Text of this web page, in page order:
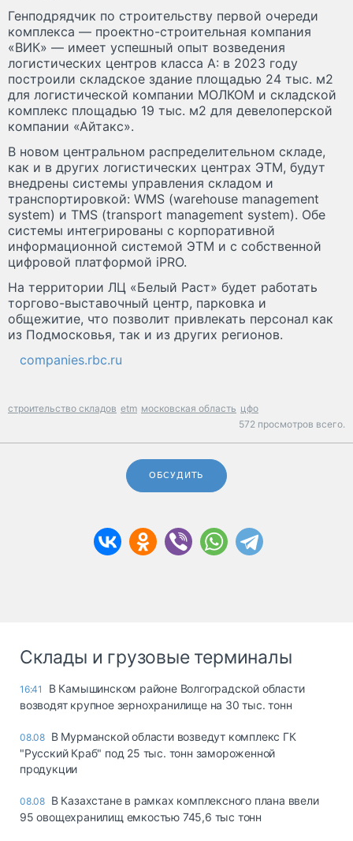
Генподрядчик по строительству первой очереди
комплекса — проектно-строительная компания
«ВИК» — имеет успешный опыт возведения
логистических центров класса А: в 2023 году
построили складское здание площадью 24 тыс. м2
для логистической компании МОЛКОМ и складской
комплекс площадью 19 тыс. м2 для девелоперской
компании «Айтакс».
В новом центральном распределительном складе,
как и в других логистических центрах ЭТМ, будут
внедрены системы управления складом и
транспортировкой: WMS (warehouse management
system) и TMS (transport management system). Обе
системы интегрированы с корпоративной
информационной системой ЭТМ и с собственной
цифровой платформой iPRO.
На территории ЛЦ «Белый Раст» будет работать
торгово-выставочный центр, парковка и
общежитие, что позволит привлекать персонал как
из Подмосковья, так и из других регионов.
companies.rbc.ru
строительство складов etm московская область цфо
572 просмотров всего.
ОБСУДИТЬ
Склады и грузовые терминалы
16:41
В Камышинском районе Волгоградской области
возводят крупное зернохранилище на 30 тыс. тонн
08.08 В Мурманской области возведут комплекс ГК
"Русский Краб" под 25 тыс. тонн замороженной
продукции
08.08 В Казахстане в рамках комплексного плана ввели
95 овощехранилищ емкостью 745,6 тыс тонн